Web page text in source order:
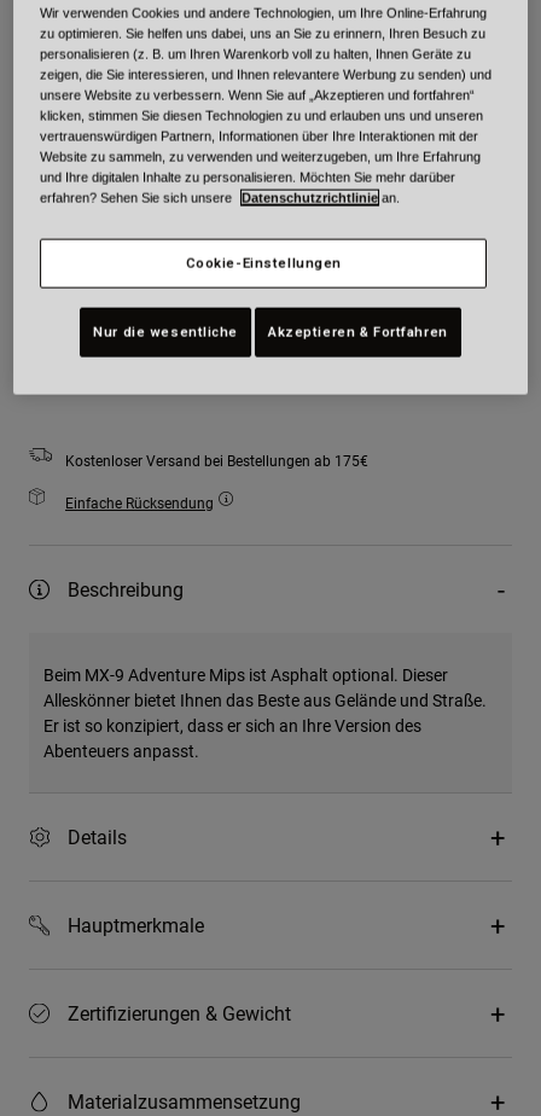
Farben -
Größe
L XL
Zum Warenkorb hinzufügen
Kostenloser Versand bei Bestellungen ab 175€
Einfache Rücksendung
Beschreibung
Beim MX-9 Adventure Mips ist Asphalt optional. Dieser
Alleskönner bietet Ihnen das Beste aus Gelände und Straße.
Er ist so konzipiert, dass er sich an Ihre Version des
Abenteuers anpasst.
Details
Hauptmerkmale
Zertifizierungen & Gewicht
Materialzusammensetzung
Wir verwenden Cookies und andere Technologien, um Ihre Online-Erfahrung
zu optimieren. Sie helfen uns dabei, uns an Sie zu erinnern, Ihren Besuch zu
personalisieren (z. B. um Ihren Warenkorb voll zu halten, Ihnen Geräte zu
zeigen, die Sie interessieren, und Ihnen relevantere Werbung zu senden) und
unsere Website zu verbessern. Wenn Sie auf „Akzeptieren und fortfahren“
klicken, stimmen Sie diesen Technologien zu und erlauben uns und unseren
vertrauenswürdigen Partnern, Informationen über Ihre Interaktionen mit der
Website zu sammeln, zu verwenden und weiterzugeben, um Ihre Erfahrung
und Ihre digitalen Inhalte zu personalisieren. Möchten Sie mehr darüber
erfahren? Sehen Sie sich unsere
Datenschutzrichtlinie an.
Cookie-Einstellungen
Nur die wesentliche Akzeptieren & Fortfahren